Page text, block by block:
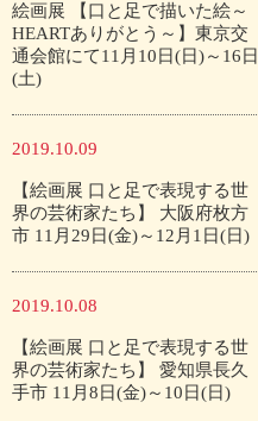
絵画展 【口と足で描いた絵～
HEARTありがとう～】東京交
通会館にて11月10日(日)～16日
(土)
2019.10.09
【絵画展 口と足で表現する世
界の芸術家たち】 大阪府枚方
市 11月29日(金)～12月1日(日)
2019.10.08
【絵画展 口と足で表現する世
界の芸術家たち】 愛知県長久
手市 11月8日(金)～10日(日)